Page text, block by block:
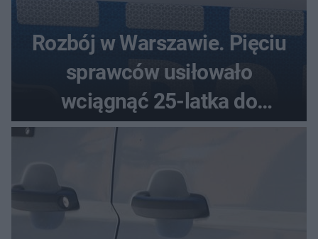
Rozbój w Warszawie. Pięciu
sprawców usiłowało
wciągnąć 25-latka do
samochodu